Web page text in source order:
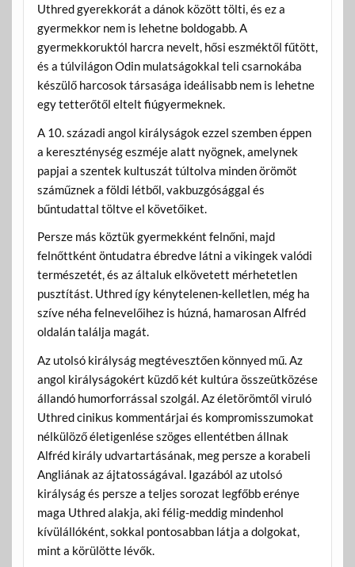
Uthred gyerekkorát a dánok között tölti, és ez a
gyermekkor nem is lehetne boldogabb. A
gyermekkoruktól harcra nevelt, hősi eszméktől fűtött,
és a túlvilágon Odin mulatságokkal teli csarnokába
készülő harcosok társasága ideálisabb nem is lehetne
egy tetterőtől eltelt fiúgyermeknek.
A 10. századi angol királyságok ezzel szemben éppen
a kereszténység eszméje alatt nyögnek, amelynek
papjai a szentek kultuszát túltolva minden örömöt
száműznek a földi létből, vakbuzgósággal és
bűntudattal töltve el követőiket.
Persze más köztük gyermekként felnőni, majd
felnőttként öntudatra ébredve látni a vikingek valódi
természetét, és az általuk elkövetett mérhetetlen
pusztítást. Uthred így kénytelenen-kelletlen, még ha
szíve néha felnevelőihez is húzná, hamarosan Alfréd
oldalán találja magát.
Az utolsó királyság megtévesztően könnyed mű. Az
angol királyságokért küzdő két kultúra összeütközése
állandó humorforrással szolgál. Az életörömtől viruló
Uthred cinikus kommentárjai és kompromisszumokat
nélkülöző életigenlése szöges ellentétben állnak
Alfréd király udvartartásának, meg persze a korabeli
Angliának az ájtatosságával. Igazából az utolsó
királyság és persze a teljes sorozat legfőbb erénye
maga Uthred alakja, aki félig-meddig mindenhol
kívülállóként, sokkal pontosabban látja a dolgokat,
mint a körülötte lévők.